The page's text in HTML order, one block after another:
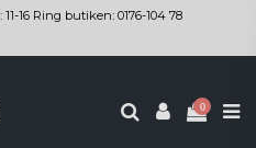
11-16 Ring butiken: 0176-104 78
0